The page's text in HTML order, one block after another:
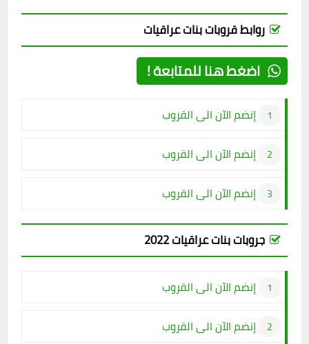
روابط قروبات بنات عراقيات
اضغط هنا للمتابعة !
إنضم الآن الى القروب
إنضم الآن الى القروب
إنضم الآن الى القروب
جروبات بنات عراقيات 2022
إنضم الآن الى القروب
إنضم الآن الى القروب